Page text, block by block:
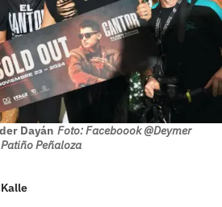
Dayán Foto: Faceboook @Deymer
Patiño Peñaloza